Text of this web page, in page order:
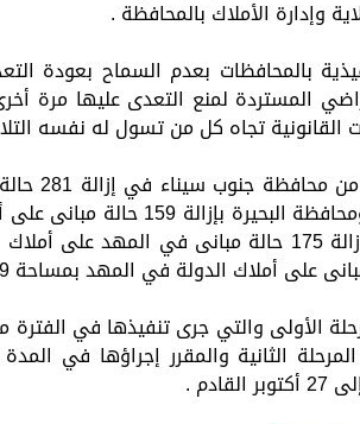
وإدارة الأملاك بالمحافظة .
بالمحافظات بعدم السماح بعودة
المستردة لمنع التعدى عليها مرة
القانونية تجاه كل من تسول له نفسه
كما أشاد
أملاك الدولة بمساحة 52 ألف متر مربع ،